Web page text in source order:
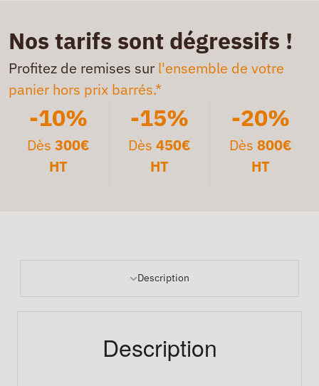
Nos tarifs sont dégressifs !
Profitez de remises sur l'ensemble de votre
panier hors prix barrés.*
-10%
Dès300€
HT
-15%
Dès 450€
HT
-20%
Dès 800€
HT
Description
Description